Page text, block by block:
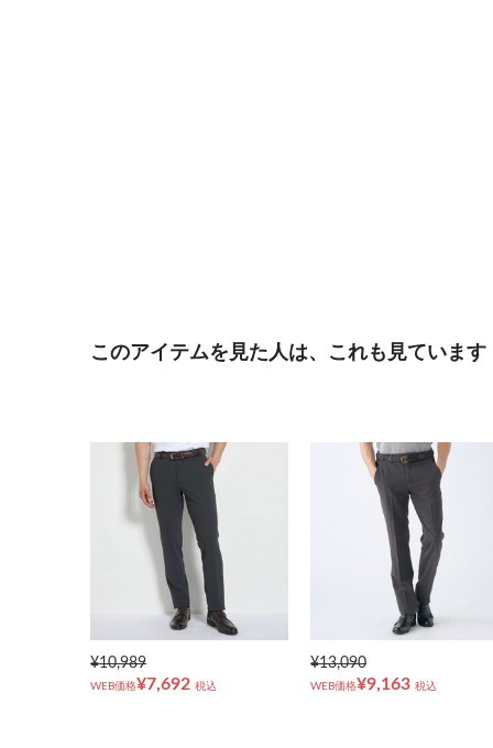
このアイテムを見た人は、これも見ています
¥10,989
WEB価格¥7,692 税込
¥13,090
WEB価格¥9,163 税込